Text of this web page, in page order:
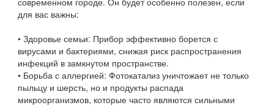
для вас важны:
• Здоровье семьи: Прибор эффективно борется с
вирусами и бактериями, снижая риск распространения
инфекций в замкнутом пространстве.
• Борьба с аллергией: Фотокатализ уничтожает не только
пыльцу и шерсть, но и продукты распада
микроорганизмов, которые часто являются сильными